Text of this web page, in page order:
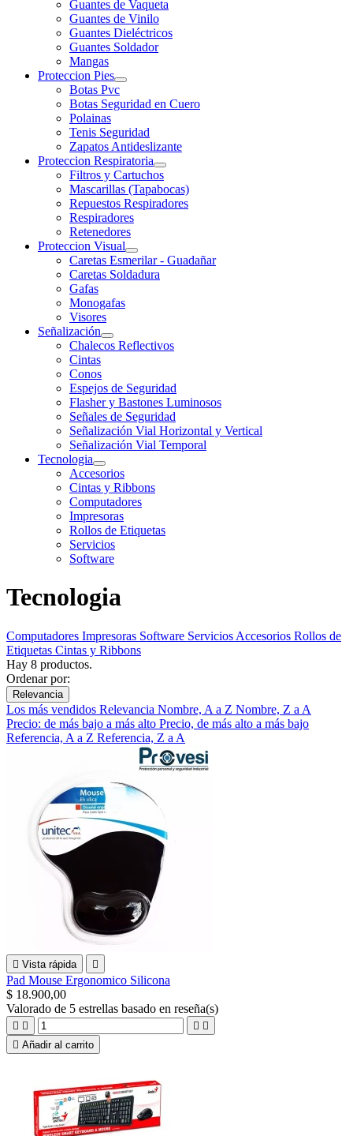
Guantes de Vaqueta
Guantes de Vinilo
Guantes Dieléctricos
Guantes Soldador
Mangas
Proteccion Pies
Botas Pvc
Botas Seguridad en Cuero
Polainas
Tenis Seguridad
Zapatos Antideslizante
Proteccion Respiratoria
Filtros y Cartuchos
Mascarillas (Tapabocas)
Repuestos Respiradores
Respiradores
Retenedores
Proteccion Visual
Caretas Esmerilar - Guadañar
Caretas Soldadura
Gafas
Monogafas
Visores
Señalización
Chalecos Reflectivos
Cintas
Conos
Espejos de Seguridad
Flasher y Bastones Luminosos
Señales de Seguridad
Señalización Vial Horizontal y Vertical
Señalización Vial Temporal
Tecnologia
Accesorios
Cintas y Ribbons
Computadores
Impresoras
Rollos de Etiquetas
Servicios
Software
Tecnologia
Computadores Impresoras Software Servicios Accesorios Rollos de
Etiquetas Cintas y Ribbons
Hay 8 productos.
Ordenar por:
Relevancia
Los más vendidos Relevancia Nombre, A a Z Nombre, Z a A
Precio: de más bajo a más alto Precio, de más alto a más bajo
Referencia, A a Z Referencia, Z a A
 Vista rápida 
Pad Mouse Ergonomico Silicona
$ 18.900,00
Valorado de 5 estrellas basado en reseña(s)
   
 Añadir al carrito